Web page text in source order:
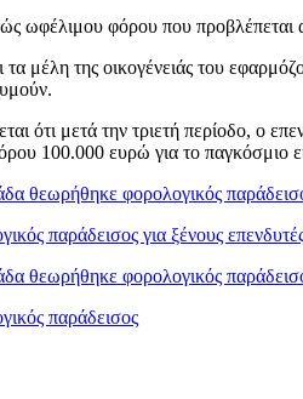
ωφέλιμου φόρου που προβλέπεται
τα μέλη της οικογένειάς του
ότι μετά την τριετή περίοδο, ο
100.000 ευρώ για το παγκόσμιο